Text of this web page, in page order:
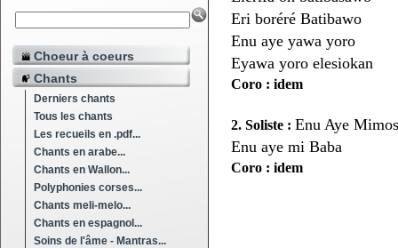
Choeur à coeurs
Chants
Derniers chants
Tous les chants
Les recueils en .pdf...
Chants en arabe...
Chants en Wallon...
Polyphonies corses...
Chants meli-melo...
Chants en espagnol...
Soins de l'âme - Mantras...
Eri boréré Batibawo
Enu aye yawa yoro
Eyawa yoro elesiokan
Coro : idem
2. Soliste : Enu Aye
Enu aye mi Baba
Coro : idem